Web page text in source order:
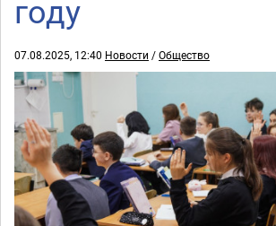
году
07.08.2025, 12:40 Новости /Общество